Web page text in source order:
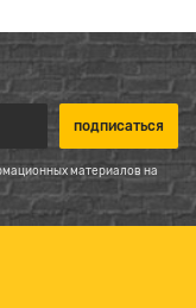
материалов на